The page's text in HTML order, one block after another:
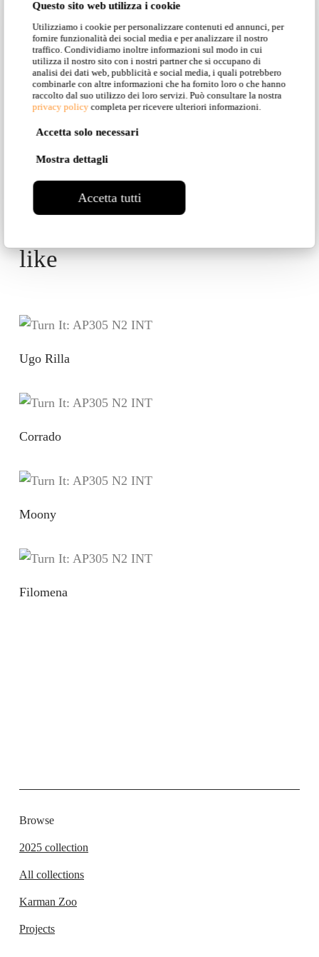
Questo sito web utilizza i cookie
Utilizziamo i cookie per personalizzare contenuti ed annunci, per
fornire funzionalità dei social media e per analizzare il nostro
traffico. Condividiamo inoltre informazioni sul modo in cui
utilizza il nostro sito con i nostri partner che si occupano di
analisi dei dati web, pubblicità e social media, i quali potrebbero
combinarle con altre informazioni che ha fornito loro o che hanno
raccolto dal suo utilizzo dei loro servizi. Può consultare la nostra
privacy policy completa per ricevere ulteriori informazioni.
Accetta solo necessari
Mostra dettagli
Accetta tutti
THIS
COLLECTION
like
Ugo Rilla
Corrado
Moony
Filomena
Browse
2025 collection
All collections
Karman Zoo
Projects